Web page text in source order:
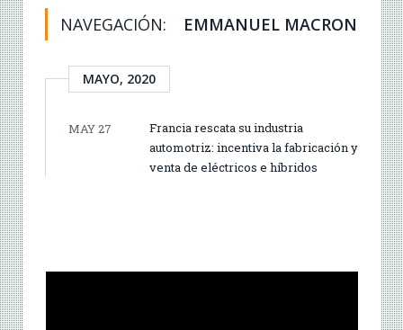
NAVEGACIÓN: EMMANUEL MACRON
MAYO, 2020
MAY 27
Francia rescata su industria
automotriz: incentiva la fabricación y
venta de eléctricos e híbridos